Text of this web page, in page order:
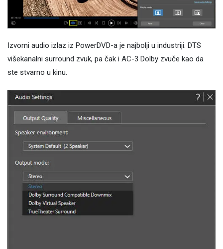
Izvorni audio izlaz iz PowerDVD-a je najbolji u industriji. DTS
višekanalni surround zvuk, pa čak i AC-3 Dolby zvuče kao da
ste stvarno u kinu.